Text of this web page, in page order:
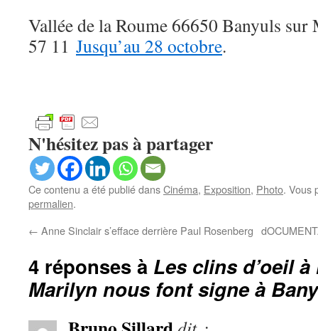
Vallée de la Roume 66650 Banyuls
57 11 Jusqu’au 28 octobre.
N'hésitez pas à partager
Ce contenu a été publié dansCinéma, Exposition, Photo. Vous
permalien.
← Anne Sinclair s’efface derrière Paul Rosenberg
4 réponses à Les clins d’oeil
Marilyn nous font signe à